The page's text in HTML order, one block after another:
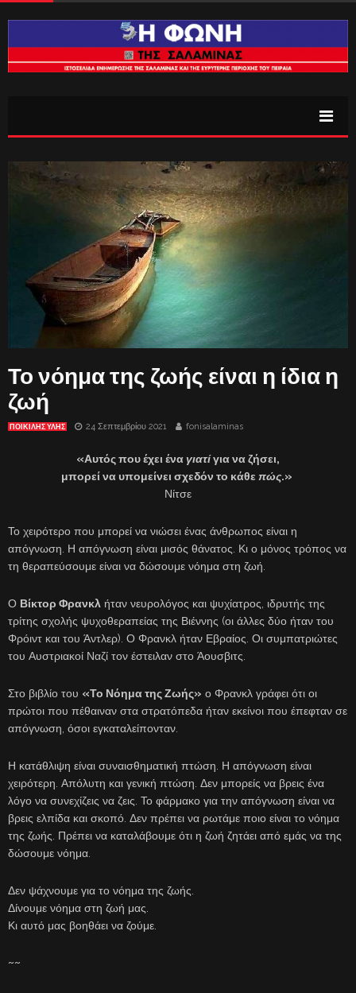
Το νόημα της ζωής είναι η ίδια η
ζωή
ΠΟΙΚΙΛΗΣ ΥΛΗΣ 24 Σεπτεμβρίου 2021 fonisalaminas
«Αυτός που έχει έναγιατίγια να ζήσει,
μπορεί να υπομείνει σχεδόν το κάθε πώς.»
Νίτσε
Το χειρότερο που μπορεί να νιώσει ένας άνθρωπος είναι η
απόγνωση. Η απόγνωση είναι μισός θάνατος. Κι ο μόνος τρόπος να
τη θεραπεύσουμε είναι να δώσουμε νόημα στη ζωή.
Ο Βίκτορ Φρανκλ ήταν νευρολόγος και ψυχίατρος, ιδρυτής της
τρίτης σχολής ψυχοθεραπείας της Βιέννης (οι άλλες δύο ήταν του
Φρόιντ και του Άντλερ). Ο Φρανκλ ήταν Εβραίος. Οι συμπατριώτες
του Αυστριακοί Ναζί τον έστειλαν στο Άουσβιτς.
Στο βιβλίο του «Το Νόημα της Ζωής» ο Φρανκλ γράφει ότι οι
πρώτοι που πέθαιναν στα στρατόπεδα ήταν εκείνοι που έπεφταν σε
απόγνωση, όσοι εγκαταλείπονταν.
Η κατάθλιψη είναι συναισθηματική πτώση. Η απόγνωση είναι
χειρότερη. Απόλυτη και γενική πτώση. Δεν μπορείς να βρεις ένα
λόγο να συνεχίζεις να ζεις. Το φάρμακο για την απόγνωση είναι να
βρεις ελπίδα και σκοπό. Δεν πρέπει να ρωτάμε ποιο είναι το νόημα
της ζωής. Πρέπει να καταλάβουμε ότι η ζωή ζητάει από εμάς να της
δώσουμε νόημα.
Δεν ψάχνουμε για το νόημα της ζωής.
Δίνουμε νόημα στη ζωή μας.
Κι αυτό μας βοηθάει να ζούμε.
~~